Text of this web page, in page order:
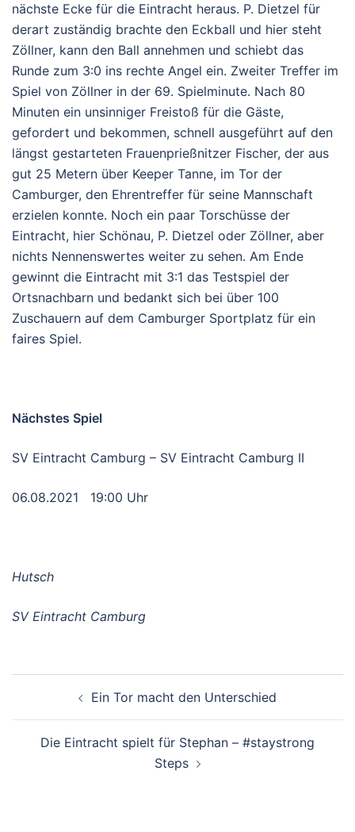
nächste Ecke für die Eintracht heraus. P. Dietzel für
derart zuständig brachte den Eckball und hier steht
Zöllner, kann den Ball annehmen und schiebt das
Runde zum 3:0 ins rechte Angel ein. Zweiter Treffer im
Spiel von Zöllner in der 69. Spielminute. Nach 80
Minuten ein unsinniger Freistoß für die Gäste,
gefordert und bekommen, schnell ausgeführt auf den
längst gestarteten Frauenprießnitzer Fischer, der aus
gut 25 Metern über Keeper Tanne, im Tor der
Camburger, den Ehrentreffer für seine Mannschaft
erzielen konnte. Noch ein paar Torschüsse der
Eintracht, hier Schönau, P. Dietzel oder Zöllner, aber
nichts Nennenswertes weiter zu sehen. Am Ende
gewinnt die Eintracht mit 3:1 das Testspiel der
Ortsnachbarn und bedankt sich bei über 100
Zuschauern auf dem Camburger Sportplatz für ein
faires Spiel.
Nächstes Spiel
SV Eintracht Camburg – SV Eintracht Camburg II
06.08.2021 19:00 Uhr
Hutsch
SV Eintracht Camburg
Ein Tor macht den Unterschied
Die Eintracht spielt für Stephan – #staystrong
Steps